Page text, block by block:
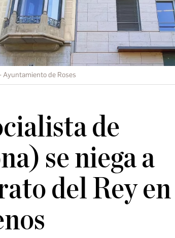
Ayuntamiento de Roses
de
se niega a
del Rey en